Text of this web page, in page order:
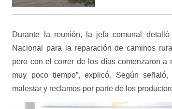
Durante la reunión, la jefa comunal
Nacional para la reparación de caminos
pero con el correr de los días comenzaron
muy poco tiempo”, explicó. Según
malestar y reclamos por parte de los